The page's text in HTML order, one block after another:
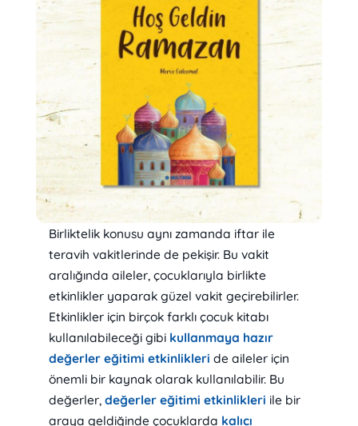
Birliktelik konusu aynı zamanda iftar ile
teravih vakitlerinde de pekişir. Bu vakit
aralığında aileler, çocuklarıyla birlikte
etkinlikler yaparak güzel vakit geçirebilirler.
Etkinlikler için birçok farklı çocuk kitabı
kullanılabileceği gibi kullanmaya hazır
değerler eğitimi etkinlikleri de aileler için
önemli bir kaynak olarak kullanılabilir. Bu
değerler, değerler eğitimi etkinlikleri ile bir
araya geldiğinde çocuklarda kalıcı